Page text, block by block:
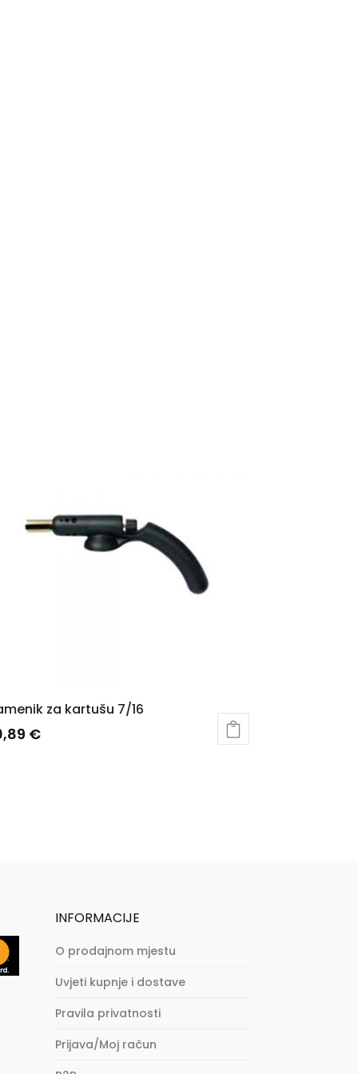
za kartušu 7/16
€
INFORMACIJE
O prodajnom mjestu
Uvjeti kupnje i dostave
Pravila privatnosti
Prijava/Moj račun